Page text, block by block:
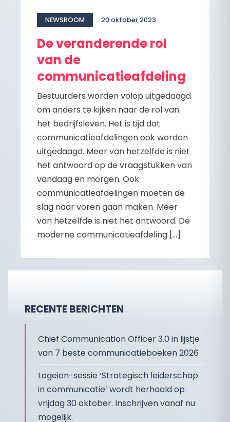
NEWSROOM 20 oktober 2023
De veranderende rol
van de
communicatieafdeling
Bestuurders worden volop uitgedaagd
om anders te kijken naar de rol van
het bedrijfsleven. Het is tijd dat
communicatieafdelingen ook worden
uitgedaagd. Meer van hetzelfde is niet
het antwoord op de vraagstukken van
vandaag en morgen. Ook
communicatieafdelingen moeten de
slag naar voren gaan maken. Meer
van hetzelfde is niet het antwoord. De
moderne communicatieafdeling […]
RECENTE BERICHTEN
Chief Communication Officer 3.0 in lijstje
van 7 beste communicatieboeken 2026
Logeion-sessie ‘Strategisch leiderschap
in communicatie’ wordt herhaald op
vrijdag 30 oktober. Inschrijven vanaf nu
mogelijk.